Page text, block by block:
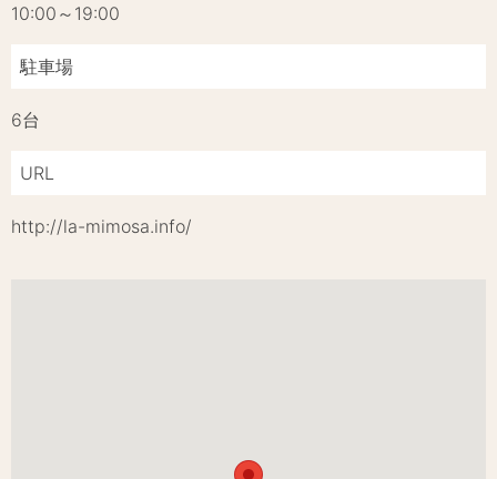
10:00～19:00
駐車場
6台
URL
http://la-mimosa.info/